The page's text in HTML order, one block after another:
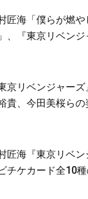
匠海「僕らが燃
、『東京リベン
東京リベンジャー
貴、今田美桜ら
匠海『東京リベン
チケカード全10